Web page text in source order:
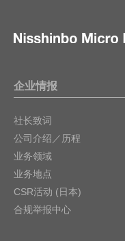
企业情报
社长致词
公司介绍／历程
业务领域
业务地点
CSR活动 (日本)
合规举报中心